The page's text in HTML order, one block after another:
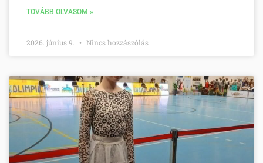
TOVÁBB OLVASOM »
2026. június 9. Nincs hozzászólás